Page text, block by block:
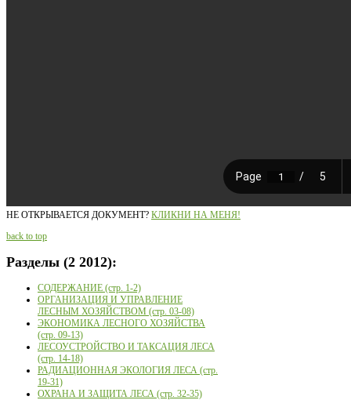
НЕ ОТКРЫВАЕТСЯ ДОКУМЕНТ? КЛИКНИ НА МЕНЯ!
back to top
Разделы (2 2012):
СОДЕРЖАНИЕ (стр. 1-2)
ОРГАНИЗАЦИЯ И УПРАВЛЕНИЕ
ЛЕСНЫМ ХОЗЯЙСТВОМ (стр. 03-08)
ЭКОНОМИКА ЛЕСНОГО ХОЗЯЙСТВА
(стр. 09-13)
ЛЕСОУСТРОЙСТВО И ТАКСАЦИЯ ЛЕСА
(стр. 14-18)
РАДИАЦИОННАЯ ЭКОЛОГИЯ ЛЕСА (стр.
19-31)
ОХРАНА И ЗАЩИТА ЛЕСА (стр. 32-35)